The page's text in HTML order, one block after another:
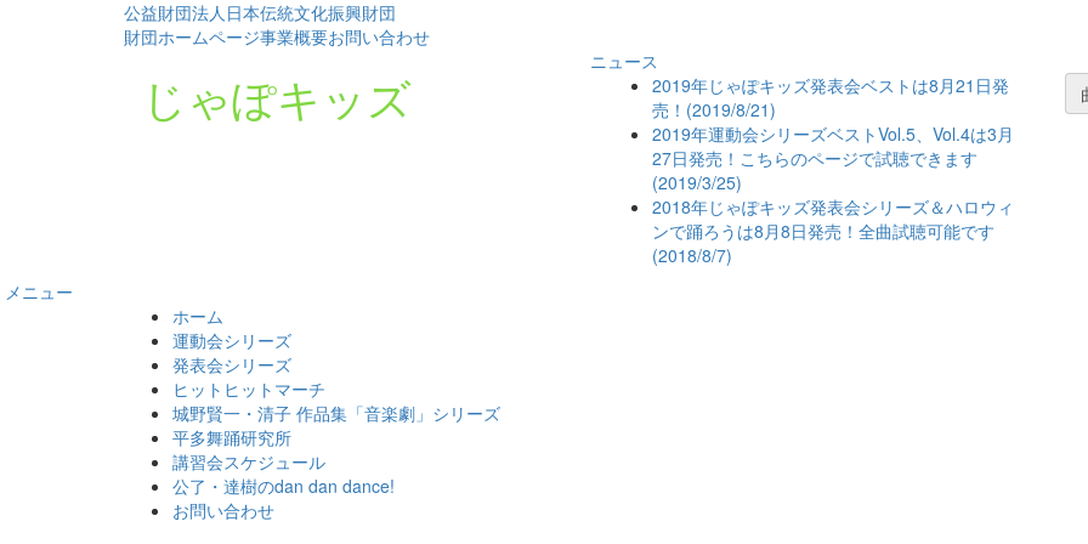
公益財団法人日本伝統文化振興財団
財団ホームページ事業概要お問い合わせ
じゃぽキッズ
ニュース
2019年じゃぽキッズ発表会ベストは8月21日発
売！(2019/8/21)
2019年運動会シリーズベストVol.5、Vol.4は3月
27日発売！こちらのページで試聴できます
(2019/3/25)
2018年じゃぽキッズ発表会シリーズ＆ハロウィ
ンで踊ろうは8月8日発売！全曲試聴可能です
(2018/8/7)
メニュー
ホーム
運動会シリーズ
発表会シリーズ
ヒットヒットマーチ
城野賢一・清子 作品集「音楽劇」シリーズ
平多舞踊研究所
講習会スケジュール
公了・達樹のdan dan dance!
お問い合わせ